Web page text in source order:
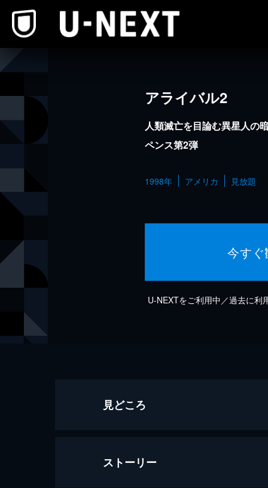
アライバル2
人類滅亡を目論む異星人の
ペンス第2弾
1998年 アメリカ 見放題
今すぐ
U-NEXTをご利用中／過去に利
見どころ
ストーリー